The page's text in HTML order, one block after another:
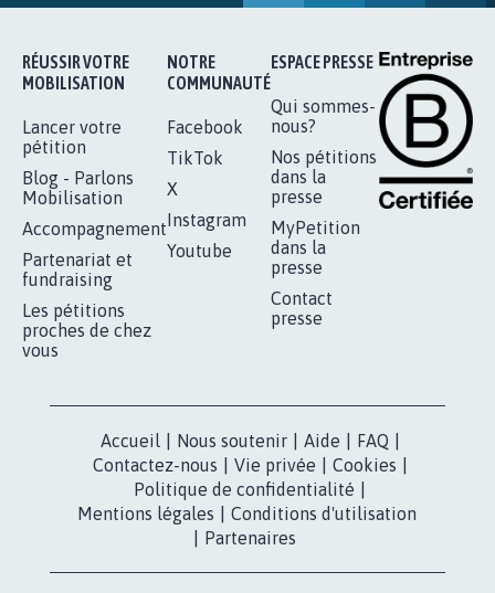
RÉUSSIR VOTRE
MOBILISATION
Lancer votre
pétition
Blog - Parlons
Mobilisation
Accompagnement
Partenariat et
fundraising
Les pétitions
proches de chez
vous
NOTRE
COMMUNAUTÉ
Facebook
TikTok
X
Instagram
Youtube
ESPACE PRESSE
Qui sommes-
nous?
Nos pétitions
dans la
presse
MyPetition
dans la
presse
Contact
presse
Accueil Nous soutenir Aide FAQ
Contactez-nous
Vie privée Cookies
Politique de confidentialité
Mentions légales
Conditions d'utilisation
Partenaires